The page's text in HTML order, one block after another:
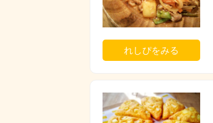
れしぴをみる